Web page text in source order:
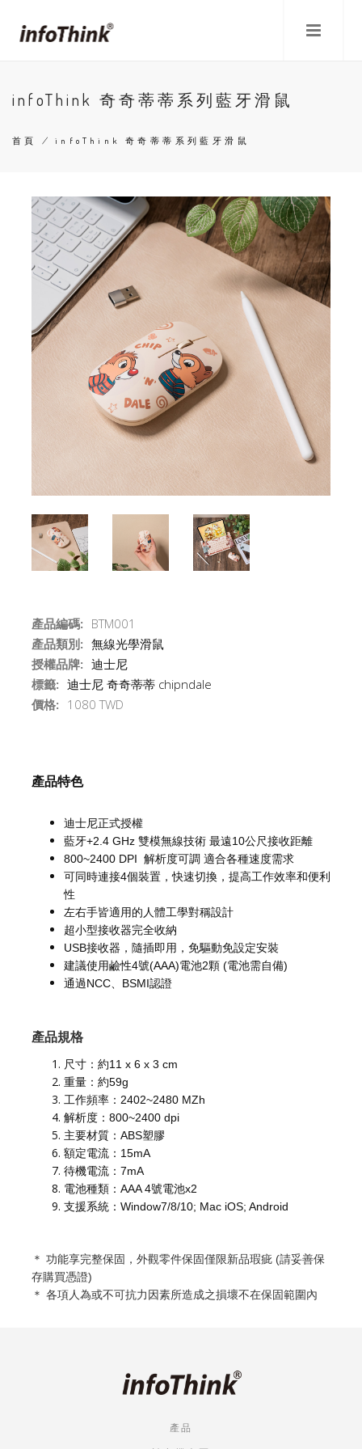
infoThink 奇奇蒂蒂系列藍牙滑鼠
航
連
結
首頁 /infoThink 奇奇蒂蒂系列藍牙滑鼠
產品編碼: BTM001
產品類別: 無線光學滑鼠
授權品牌: 迪士尼
標籤: 迪士尼 奇奇蒂蒂 chipndale
價格: 1080 TWD
產品特色
迪士尼正式授權
藍牙+2.4 GHz 雙模無線技術 最遠10公尺接收距離
800~2400 DPI 解析度可調 適合各種速度需求
可同時連接4個裝置，快速切換，提高工作效率和便利
性
左右手皆適用的人體工學對稱設計
超小型接收器完全收納
USB接收器，隨插即用，免驅動免設定安裝
建議使用鹼性4號(AAA)電池2顆 (電池需自備)
通過NCC、BSMI認證
產品規格
尺寸：約11 x 6 x 3 cm
重量：約59g
工作頻率：2402~2480 MZh
解析度：800~2400 dpi
主要材質：ABS塑膠
額定電流：15mA
待機電流：7mA
電池種類：AAA 4號電池x2
支援系統：Window7/8/10; Mac iOS; Android
＊ 功能享完整保固，外觀零件保固僅限新品瑕疵 (請妥善保
存購買憑證)
＊ 各項人為或不可抗力因素所造成之損壞不在保固範圍內
產品